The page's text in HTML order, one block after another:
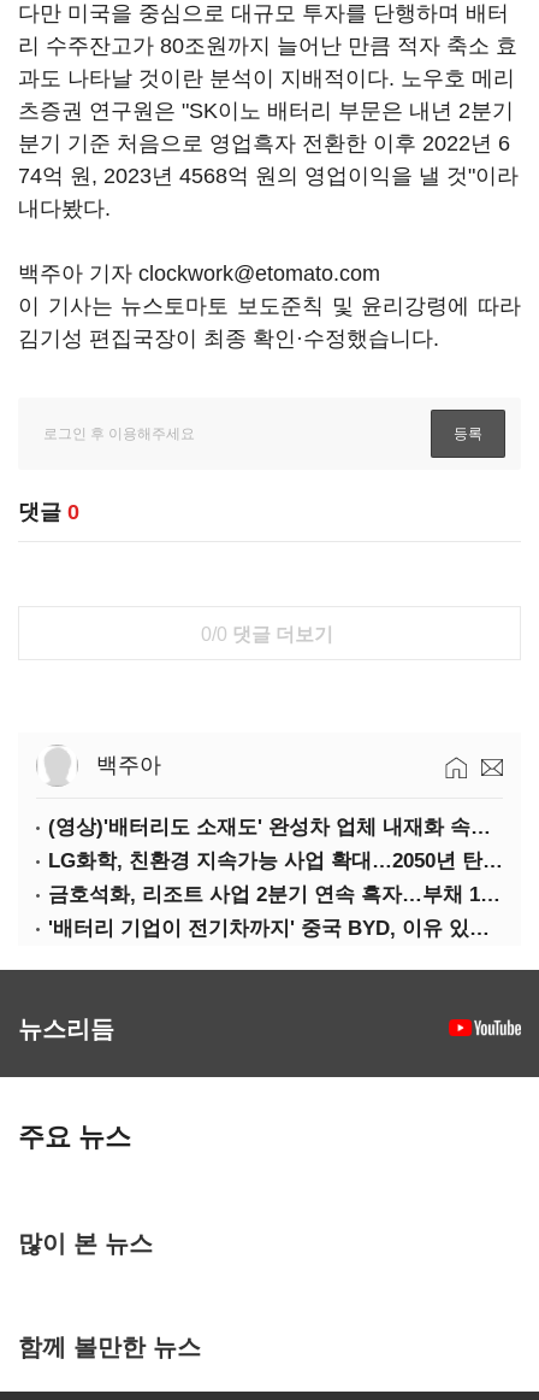
다만 미국을 중심으로 대규모 투자를 단행하며 배터
리 수주잔고가 80조원까지 늘어난 만큼 적자 축소 효
과도 나타날 것이란 분석이 지배적이다. 노우호 메리
츠증권 연구원은 "SK이노 배터리 부문은 내년 2분기
분기 기준 처음으로 영업흑자 전환한 이후 2022년 6
74억 원, 2023년 4568억 원의 영업이익을 낼 것"이라
내다봤다.
백주아 기자 clockwork@etomato.com
이 기사는 뉴스토마토 보도준칙 및 윤리강령에 따라
김기성 편집국장이 최종 확인·수정했습니다.
댓글 0
0/0 댓글 더보기
백주아
(영상)'배터리도 소재도' 완성차 업체 내재화 속도낸다
LG화학, 친환경 지속가능 사업 확대…2050년 탄소중립 달성
금호석화, 리조트 사업 2분기 연속 흑자…부채 170%↓
'배터리 기업이 전기차까지' 중국 BYD, 이유 있는 선전
뉴스리듬
주요 뉴스
많이 본 뉴스
함께 볼만한 뉴스